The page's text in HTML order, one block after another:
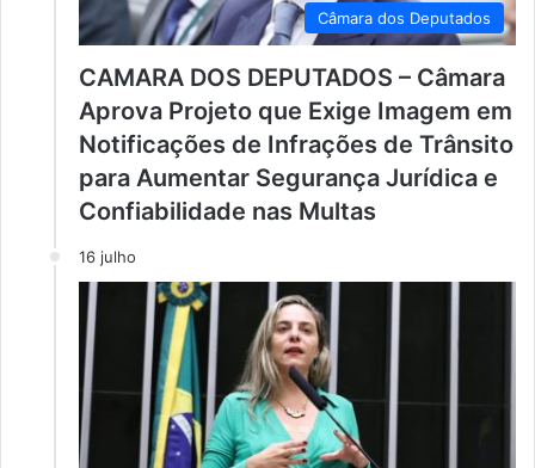
Câmara dos Deputados
CAMARA DOS DEPUTADOS – Câmara
Aprova Projeto que Exige Imagem em
Notificações de Infrações de Trânsito
para Aumentar Segurança Jurídica e
Confiabilidade nas Multas
16 julho